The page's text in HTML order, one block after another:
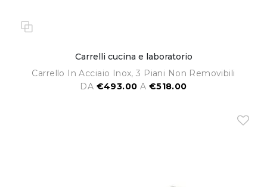
Carrelli cucina e laboratorio
Carrello In Acciaio Inox, 3 Piani Non Removibili
DA €493.00 A €518.00